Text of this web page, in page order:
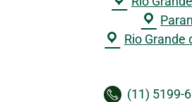
Rio Grande
(11) 5199-